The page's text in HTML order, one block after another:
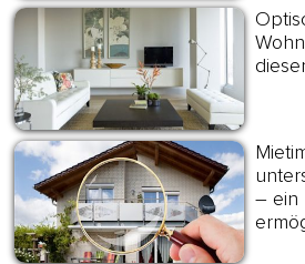
– ein